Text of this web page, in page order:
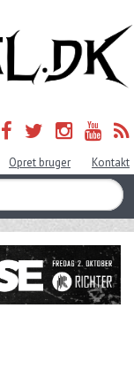
Opret bruger Kontakt